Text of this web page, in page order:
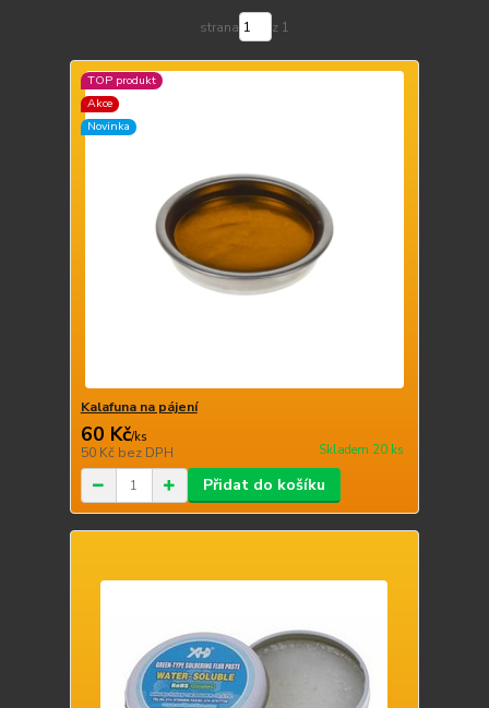
strana z 1
TOP produkt
Akce
Novinka
Kalafuna na pájení
60 Kč/ks
50 Kč bez DPH Skladem 20 ks
Přidat do košíku